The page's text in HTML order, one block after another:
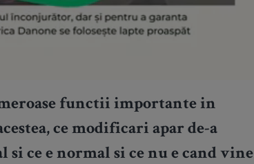
functii importante in
ce modificari apar de-a
ce e normal si ce nu e cand vine